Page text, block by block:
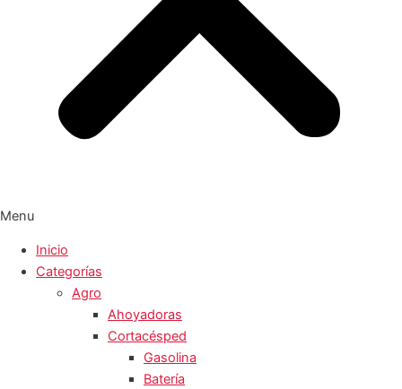
Menu
Inicio
Categorías
Agro
Ahoyadoras
Cortacésped
Gasolina
Batería